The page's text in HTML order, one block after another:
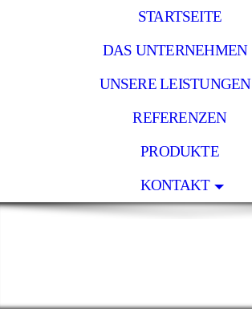
STARTSEITE
DAS UNTERNEHMEN
UNSERE LEISTUNGEN
REFERENZEN
PRODUKTE
KONTAKT